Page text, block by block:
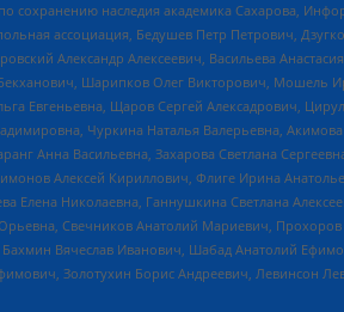
сохранению наследия академика Сахарова,
ассоциация, Бедушев Петр Петрович,
Александр Алексеевич, Васильева
Шарипков Олег Викторович, Мошель
Евгеньевна, Щаров Сергей Алексадрович,
Чуркина Наталья Валерьевна,
Анна Васильевна, Захарова Светлана
Алексей Кириллович, Флиге Ирина
Елена Николаевна, Ганнушкина Светлана
Свечников Анатолий Мариевич,
Вячеслав Иванович, Шабад Анатолий
Золотухин Борис Андреевич, Левинсон